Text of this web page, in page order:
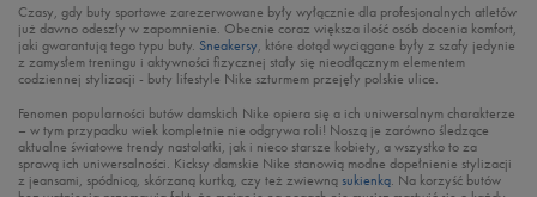
Czasy, gdy buty sportowe zarezerwowane były wyłącznie dla profesjonalnych atletów
już dawno odeszły w zapomnienie. Obecnie coraz większa ilość osób docenia komfort,
jaki gwarantują tego typu buty. Sneakersy, które dotąd wyciągane były z szafy jedynie
z zamysłem treningu i aktywności fizycznej stały się nieodłącznym elementem
codziennej stylizacji - buty lifestyle Nike szturmem przejęły polskie ulice.
Fenomen popularności butów damskich Nike opiera się a ich uniwersalnym charakterze
– w tym przypadku wiek kompletnie nie odgrywa roli! Noszą je zarówno śledzące
aktualne światowe trendy nastolatki, jak i nieco starsze kobiety, a wszystko to za
sprawą ich uniwersalności. Kicksy damskie Nike stanowią modne dopełnienie stylizacji
z jeansami, spódnicą, skórzaną kurtką, czy też zwiewną sukienką. Na korzyść butów